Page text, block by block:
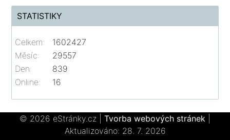
STATISTIKY
Online: 16
Celkem:
1602427
Měsíc:
29557
Den:
839
© 2026 eStránky.cz Tvorba webových stránek
Aktualizováno: 28. 7. 2026